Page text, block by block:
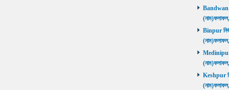
Bandwan
Binpur
Medinipur
Keshpur